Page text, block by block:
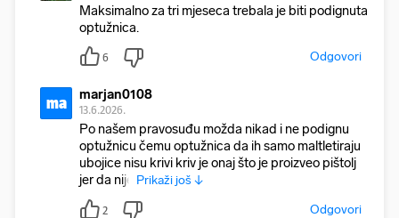
Maksimalno za tri mjeseca trebala je biti podignuta
optužnica.
6 Odgovori
ma marjan0108
13.6.2026.
Po našem pravosuđu možda nikad i ne podignu
optužnicu čemu optužnica da ih samo maltletiraju
ubojice nisu krivi kriv je onaj što je proizveo pištolj
jer da nije Prikaži još ↓
2 Odgovori